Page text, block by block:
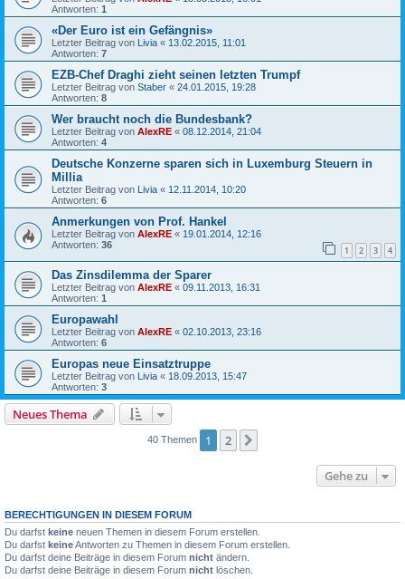
Antworten: 1
«Der Euro ist ein Gefängnis»
Letzter Beitrag von Livia « 13.02.2015, 11:01
Antworten: 7
EZB-Chef Draghi zieht seinen letzten Trumpf
Letzter Beitrag von Staber « 24.01.2015, 19:28
Antworten: 8
Wer braucht noch die Bundesbank?
Letzter Beitrag von AlexRE « 08.12.2014, 21:04
Antworten: 4
Deutsche Konzerne sparen sich in Luxemburg Steuern in
Millia
Letzter Beitrag von Livia « 12.11.2014, 10:20
Antworten: 6
Anmerkungen von Prof. Hankel
Letzter Beitrag von AlexRE « 19.01.2014, 12:16
Antworten: 36 1 2 3 4
Das Zinsdilemma der Sparer
Letzter Beitrag von AlexRE « 09.11.2013, 16:31
Antworten: 1
Europawahl
Letzter Beitrag von AlexRE « 02.10.2013, 23:16
Antworten: 6
Europas neue Einsatztruppe
Letzter Beitrag von Livia « 18.09.2013, 15:47
Antworten: 3
Neues Thema
40 Themen 1 2
Gehe zu
BERECHTIGUNGEN IN DIESEM FORUM
Du darfst keine neuen Themen in diesem Forum erstellen.
Du darfst keineAntworten zu Themen in diesem Forum erstellen.
Du darfst deine Beiträge in diesem Forum nicht ändern.
Du darfst deine Beiträge in diesem Forum nicht löschen.